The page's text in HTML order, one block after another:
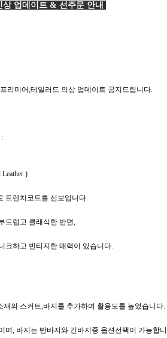
상 업데이트 & 선주문 안내
프리미어,테일러드 의상 업데이트 공지드립니다.
Leather )
트렌치코트를 선보입니다.
드럽고 클래식한 반면,
크하고 빈티지한 매력이 있습니다.
재의 스커트,바지를 추가하여 활용도를 높였습니다.
며, 바지는 반바지와 긴바지중 옵션선택이 가능합